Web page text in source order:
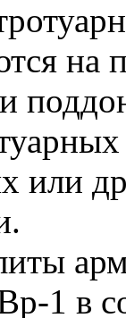
на
или
1 в